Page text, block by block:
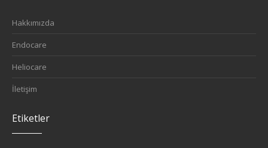
Hakkımızda
Endocare
Heliocare
İletişim
Etiketler